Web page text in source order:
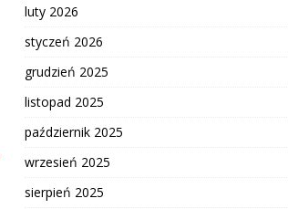
luty 2026
styczeń 2026
grudzień 2025
listopad 2025
październik 2025
wrzesień 2025
sierpień 2025